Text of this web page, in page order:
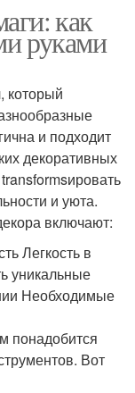
как
руками
который
и подходит
декоративных
и уюта.
включают:
Легкость в
уникальные
Необходимые
понадобится
Вот